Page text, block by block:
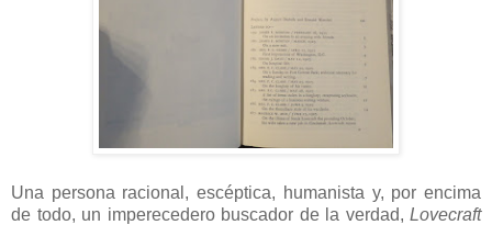
Una persona racional, escéptica, humanista y, por encima
de todo, un imperecedero buscador de la verdad, Lovecraft